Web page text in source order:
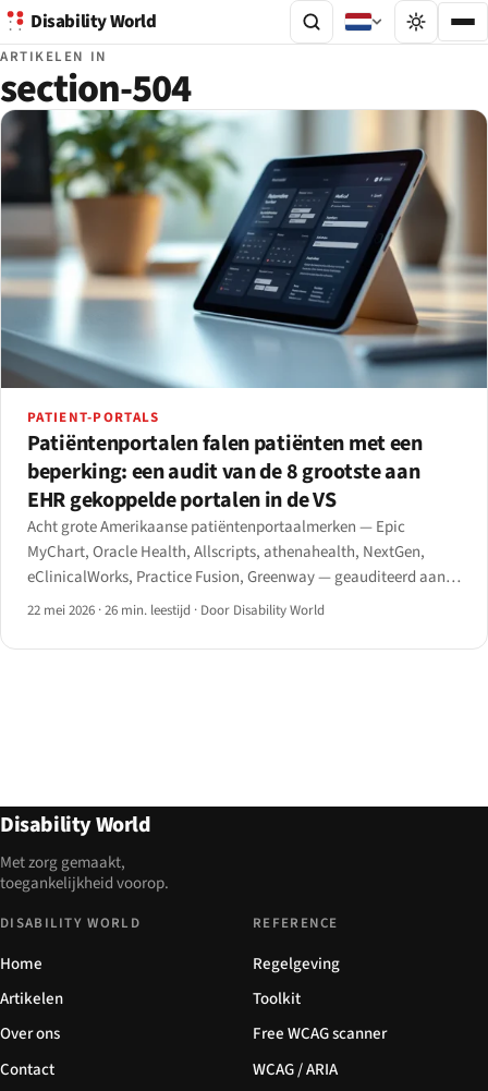
Disability World
ARTIKELEN IN
section-504
PATIENT-PORTALS
Patiëntenportalen falen patiënten met een
beperking: een audit van de 8 grootste aan
EHR gekoppelde portalen in de VS
Acht grote Amerikaanse patiëntenportaalmerken — Epic
MyChart, Oracle Health, Allscripts, athenahealth, NextGen,
eClinicalWorks, Practice Fusion, Greenway — geauditeerd aan
de hand van WCAG 2.1 AA en de HHS Section 504-eindregel van
22 mei 2026 ·26 min. leestijd · Door Disability World
Disability World
Met zorg gemaakt,
toegankelijkheid voorop.
DISABILITY WORLD
Home
Artikelen
Over ons
Contact
REFERENCE
Regelgeving
Toolkit
Free WCAG scanner
WCAG / ARIA